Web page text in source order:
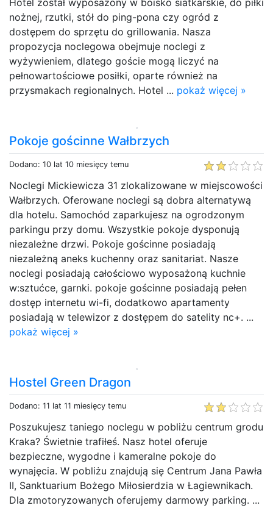
nożnej, rzutki, stół do ping-pona czy ogród z
dostępem do sprzętu do grillowania. Nasza
propozycja noclegowa obejmuje noclegi z
wyżywieniem, dlatego goście mogą liczyć na
pełnowartościowe posiłki, oparte również na
przysmakach regionalnych. Hotel ... pokaż więcej »
Pokoje gościnne Wałbrzych
Dodano: 10 lat 10 miesięcy temu
Noclegi Mickiewicza 31 zlokalizowane w miejscowości
Wałbrzych. Oferowane noclegi są dobra alternatywą
dla hotelu. Samochód zaparkujesz na ogrodzonym
parkingu przy domu. Wszystkie pokoje dysponują
niezależne drzwi. Pokoje gościnne posiadają
niezależną aneks kuchenny oraz sanitariat. Nasze
noclegi posiadają całościowo wyposażoną kuchnie
w:sztućce, garnki. pokoje gościnne posiadają pełen
dostęp internetu wi-fi, dodatkowo apartamenty
posiadają w telewizor z dostępem do satelity nc+. ...
pokaż więcej »
Hostel Green Dragon
Dodano: 11 lat 11 miesięcy temu
Poszukujesz taniego noclegu w pobliżu centrum grodu
Kraka? Świetnie trafiłeś. Nasz hotel oferuje
bezpieczne, wygodne i kameralne pokoje do
wynajęcia. W pobliżu znajdują się Centrum Jana Pawła
II, Sanktuarium Bożego Miłosierdzia w Łagiewnikach.
Dla zmotoryzowanych oferujemy darmowy parking. ...